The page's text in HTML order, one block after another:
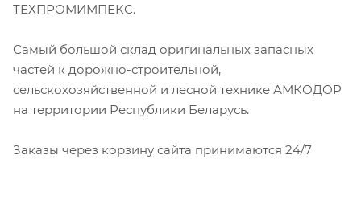
ТЕХПРОМИМПЕКС.
Самый большой склад оригинальных запасных
частей к дорожно-строительной,
сельскохозяйственной и лесной технике АМКОДОР
на территории Республики Беларусь.
Заказы через корзину сайта принимаются 24/7